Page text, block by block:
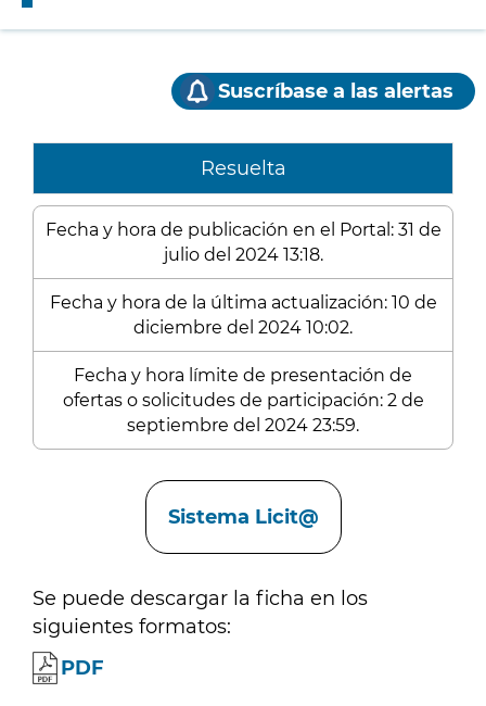
Suscríbase a las alertas
Resuelta
Fecha y hora de publicación en el Portal: 31 de
julio del 2024 13:18.
Fecha y hora de la última actualización: 10 de
diciembre del 2024 10:02.
Fecha y hora límite de presentación de
ofertas o solicitudes de participación: 2 de
septiembre del 2024 23:59.
Sistema Licit@
Se puede descargar la ficha en los
siguientes formatos:
PDF